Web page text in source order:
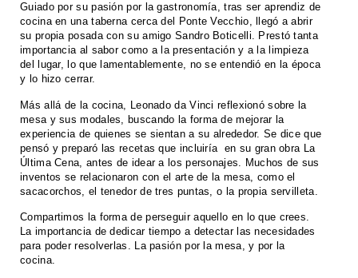
Guiado por su pasión por la gastronomía, tras ser aprendiz de
cocina en una taberna cerca del Ponte Vecchio, llegó a abrir
su propia posada con su amigo Sandro Boticelli. Prestó tanta
importancia al sabor como a la presentación y a la limpieza
del lugar, lo que lamentablemente, no se entendió en la época
y lo hizo cerrar.
Más allá de la cocina, Leonado da Vinci reflexionó sobre la
mesa y sus modales, buscando la forma de mejorar la
experiencia de quienes se sientan a su alrededor. Se dice que
pensó y preparó las recetas que incluiría en su gran obra La
Última Cena, antes de idear a los personajes. Muchos de sus
inventos se relacionaron con el arte de la mesa, como el
sacacorchos, el tenedor de tres puntas, o la propia servilleta.
Compartimos la forma de perseguir aquello en lo que crees.
La importancia de dedicar tiempo a detectar las necesidades
para poder resolverlas. La pasión por la mesa, y por la
cocina.